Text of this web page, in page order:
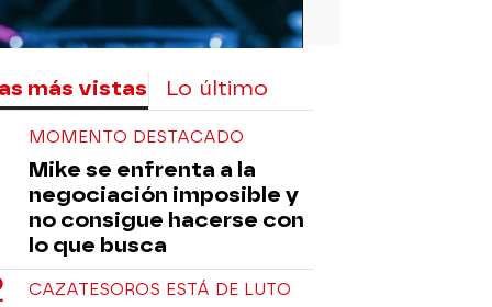
más vistas Lo último
MOMENTO DESTACADO
Mike se enfrenta a la
negociación imposible y
no consigue hacerse con
lo que busca
CAZATESOROS ESTÁ DE LUTO